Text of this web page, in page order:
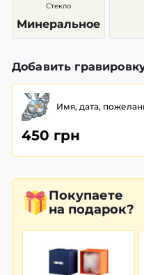
Стекло
Минеральное
Добавить
Имя, дата,
450 грн
Покупаете
на подарок?